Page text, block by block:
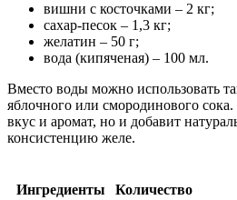
вишни с косточками – 2 кг;
сахар-песок – 1,3 кг;
желатин – 50 г;
вода (кипяченая) – 100 мл.
Вместо воды можно использовать
яблочного или смородинового сока.
вкус и аромат, но и добавит
консистенцию желе.
Ингредиенты Количество